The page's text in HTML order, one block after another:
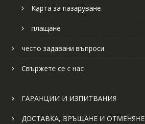
Карта за пазаруване
плащане
често задавани въпроси
Свържете се с нас
ГАРАНЦИИ И ИЗПИТВАНИЯ
ДОСТАВКА, ВРЪЩАНЕ И ОТМЕНЯНЕ